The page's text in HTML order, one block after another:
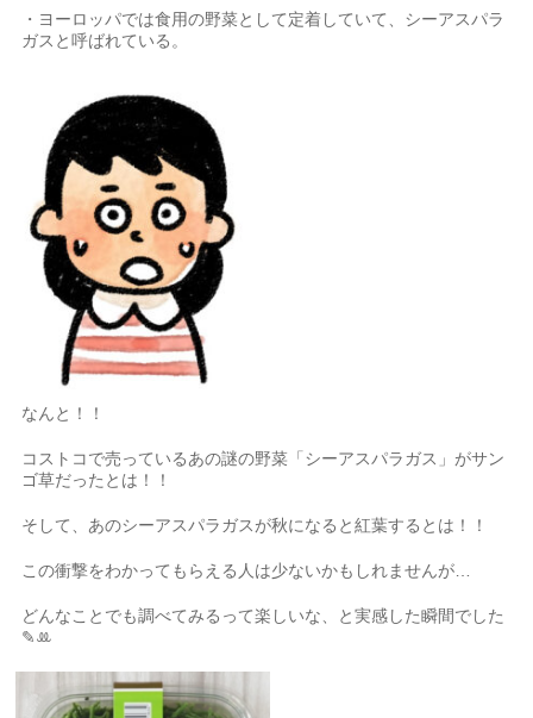
・ヨーロッパでは食用の野菜として定着していて、シーアスパラ
ガスと呼ばれている。
なんと！！
コストコで売っているあの謎の野菜「シーアスパラガス」がサン
ゴ草だったとは！！
そして、あのシーアスパラガスが秋になると紅葉するとは！！
この衝撃をわかってもらえる人は少ないかもしれませんが…
どんなことでも調べてみるって楽しいな、と実感した瞬間でした
✎‪ꔛ